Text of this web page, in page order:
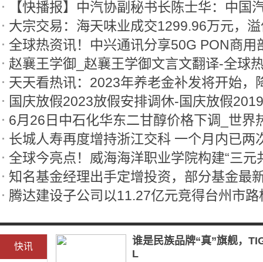
全球热资讯！中兴通讯分享50G PON商用
赵襄王学御_赵襄王学御文言文翻译-全球
国庆放假2023放假安排调休-国庆放假
6月26日中石化华东二甘醇价格下调_世界
快讯
谁是民族品牌“真”旗舰，
L